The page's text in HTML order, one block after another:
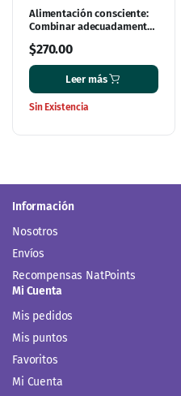
Alimentación consciente:
Combinar adecuadamente
$270.00
Leer más
Sin Existencia
Información
Nosotros
Envíos
Recompensas NatPoints
Mi Cuenta
Mis pedidos
Mis puntos
Favoritos
Mi Cuenta